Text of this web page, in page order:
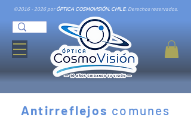
©2016 - 2026porÓPTICA COSMOVISIÓN. CHILE. Derechos reservados.
Antirreflejos comunes